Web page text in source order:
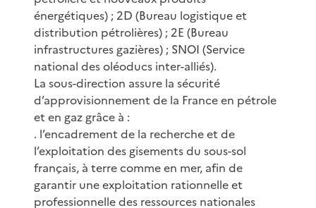
énergétiques) ; 2D (Bureau logistique et
distribution pétrolières) ; 2E (Bureau
infrastructures gazières) ; SNOI (Service
national des oléoducs inter-alliés).
La sous-direction assure la sécurité
d’approvisionnement de la France en pétrole
et en gaz grâce à :
. l’encadrement de la recherche et de
l’exploitation des gisements du sous-sol
français, à terre comme en mer, afin de
garantir une exploitation rationnelle et
professionnelle des ressources nationales